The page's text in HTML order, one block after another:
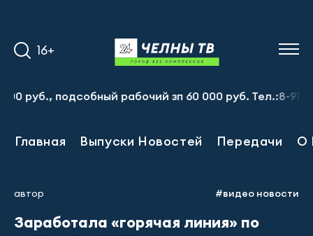
16+
подсобный рабочий зп 60 000 руб. Тел.:8-917-913-
Главная Выпуски Новостей Передачи О
автор #видео новости
Заработала «горячая линия» по